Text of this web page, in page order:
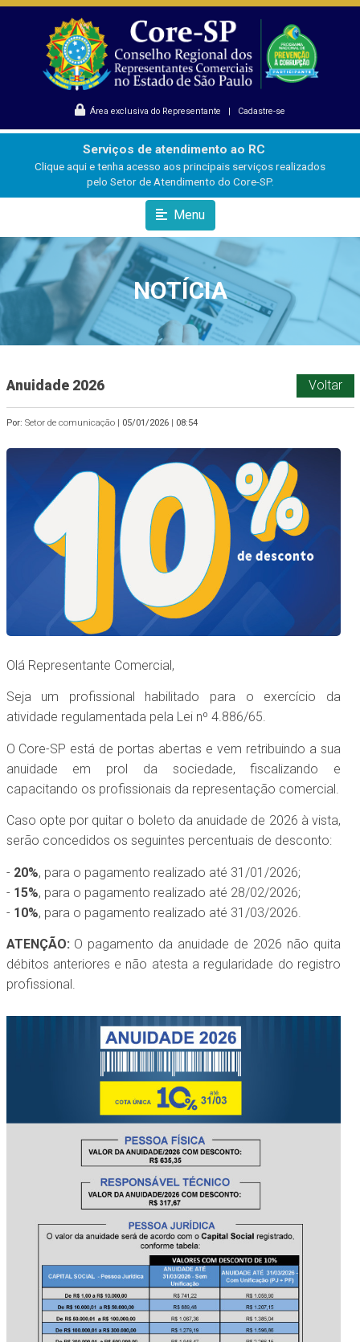
Área exclusiva do Representante | Cadastre-se
Serviços de atendimento ao RC
Clique aqui e tenha acesso aos principais serviços realizados
pelo Setor de Atendimento do Core-SP.
Menu
NOTÍCIA
Anuidade 2026 Voltar
Por: Setor de comunicação | 05/01/2026| 08:54
Olá Representante Comercial,
Seja um profissional habilitado para o exercício da
atividade regulamentada pela Lei nº 4.886/65.
O Core-SP está de portas abertas e vem retribuindo a sua
anuidade em prol da sociedade, fiscalizando e
capacitando os profissionais da representação comercial.
Caso opte por quitar o boleto da anuidade de 2026 à vista,
serão concedidos os seguintes percentuais de desconto:
- 20%, para o pagamento realizado até 31/01/2026;
- 15%, para o pagamento realizado até 28/02/2026;
- 10%, para o pagamento realizado até 31/03/2026.
ATENÇÃO: O pagamento da anuidade de 2026 não quita
débitos anteriores e não atesta a regularidade do registro
profissional.